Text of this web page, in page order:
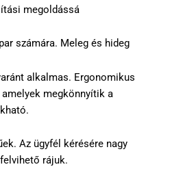
megoldássá
számára. Meleg és hideg
alkalmas. Ergonomikus
megkönnyítik a
Az ügyfél kérésére nagy
rájuk.